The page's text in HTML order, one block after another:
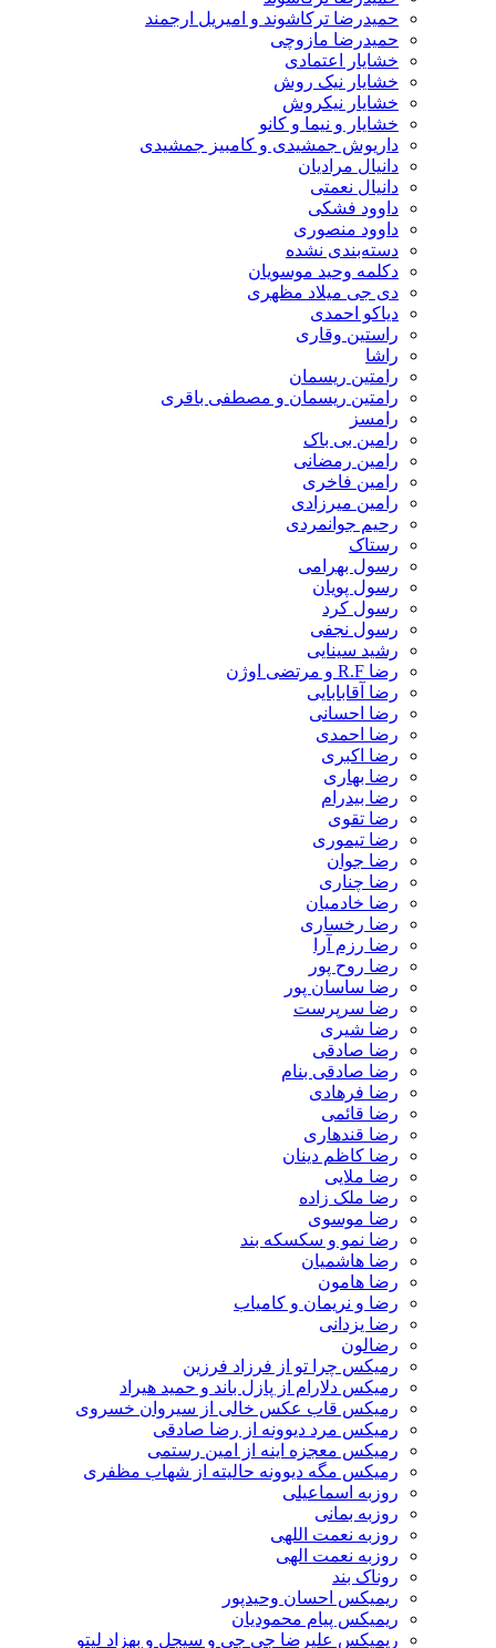
حمیدرضا ترکاشوند و امیریل ارجمند
حمیدرضا مازوچی
خشایار اعتمادی
خشایار نیک روش
خشایار نیکروش
خشایار و نیما و کانو
داریوش جمشیدی و کامبیز جمشیدی
دانیال مرادیان
دانیال نعمتی
داوود فشکی
داوود منصوری
دسته‌بندی نشده
دکلمه وحید موسویان
دی جی میلاد مظهری
دیاکو احمدی
راستین وقاری
راشا
رامتین ریسمان
رامتین ریسمان و مصطفی باقری
رامسز
رامین بی باک
رامین رمضانی
رامین فاخری
رامین میرزادی
رحیم جوانمردی
رستاک
رسول بهرامی
رسول پویان
رسول کرد
رسول نجفی
رشید سینایی
رضا R.F و مرتضی اوژن
رضا آقابابایی
رضا احسانی
رضا احمدی
رضا اکبری
رضا بهاری
رضا بیدرام
رضا تقوی
رضا تیموری
رضا جوان
رضا چناری
رضا خادمیان
رضا رخساری
رضا رزم آرا
رضا روح پور
رضا ساسان پور
رضا سرپرست
رضا شیری
رضا صادقی
رضا صادقی بنام
رضا فرهادی
رضا قائمی
رضا قندهاری
رضا کاظم دینان
رضا ملایی
رضا ملک زاده
رضا موسوی
رضا نمو و سکسکه بند
رضا هاشمیان
رضا هامون
رضا و نریمان و کامیاب
رضا یزدانی
رضالون
رمیکس چرا تو از فرزاد فرزین
رمیکس دلارام از پازل باند و حمید هیراد
رمیکس قاب عکس خالی از سیروان خسروی
رمیکس مرد دیوونه از رضا صادقی
رمیکس معجزه اینه از امین رستمی
رمیکس مگه دیوونه حالیته از شهاب مظفری
روزبه اسماعیلی
روزبه بمانی
روزبه نعمت اللهی
روزبه نعمت الهی
روناک بند
ریمیکس احسان وحیدپور
ریمیکس پیام محمودیان
ریمیکس علیرضا جی جی و سیجل و بهزاد لیتو